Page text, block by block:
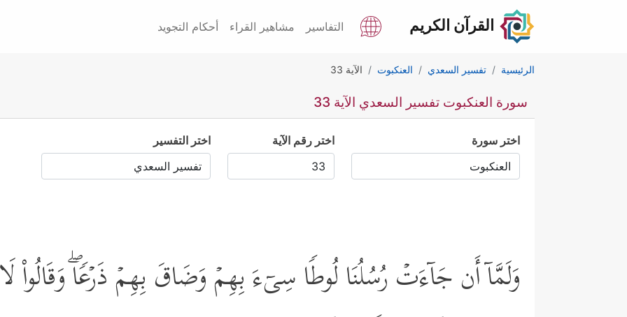
القرآن الكريم التفاسير مشاهير القراء أحكام التجويد
الرئيسية تفسير السعدي العنكبوت الآية 33
سورة العنكبوت تفسير السعدي الآية 33
اختر سورة اختر رقم الآية اختر التفسير
وَلَمَّاۤ أَن جَاۤءَتۡ رُسُلُنَا لُوطࣰا سِیۤءَ بِهِمۡ وَضَاقَ بِهِمۡ ذَرۡعࣰاۖ وَقَالُواْ